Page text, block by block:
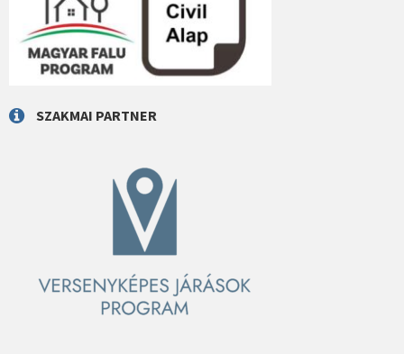
SZAKMAI PARTNER